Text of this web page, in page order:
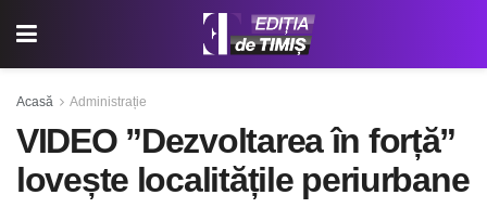
Acasă Administrație
VIDEO ”Dezvoltarea în forță”
lovește localitățile periurbane